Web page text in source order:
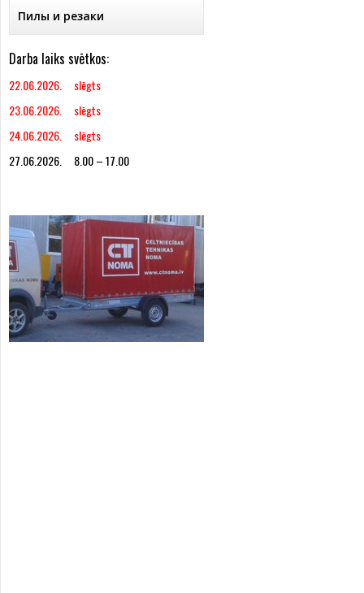
Пилы и резаки
Darba laiks svētkos:
22.06.2026. slēgts
23.06.2026. slēgts
24.06.2026. slēgts
27.06.2026. 8.00 – 17.00